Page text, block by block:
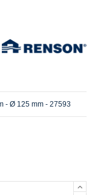
- Ø 125 mm - 27593